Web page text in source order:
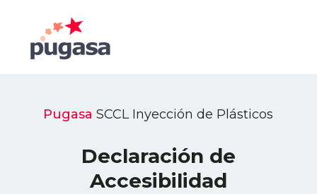
PugasaSCCL Inyección de Plásticos
Declaración de
Accesibilidad